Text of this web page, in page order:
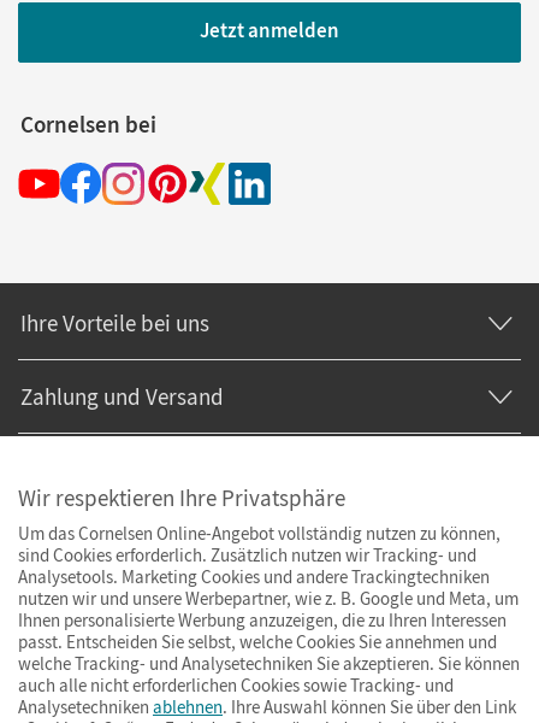
Jetzt anmelden
Cornelsen bei
Ihre Vorteile bei uns
Zahlung und Versand
Wir respektieren Ihre Privatsphäre
Um das Cornelsen Online-Angebot vollständig nutzen zu können,
sind Cookies erforderlich. Zusätzlich nutzen wir Tracking- und
Analysetools. Marketing Cookies und andere Trackingtechniken
nutzen wir und unsere Werbepartner, wie z. B. Google und Meta, um
Ihnen personalisierte Werbung anzuzeigen, die zu Ihren Interessen
passt. Entscheiden Sie selbst, welche Cookies Sie annehmen und
welche Tracking- und Analysetechniken Sie akzeptieren. Sie können
auch alle nicht erforderlichen Cookies sowie Tracking- und
Analysetechniken ablehnen. Ihre Auswahl können Sie über den Link